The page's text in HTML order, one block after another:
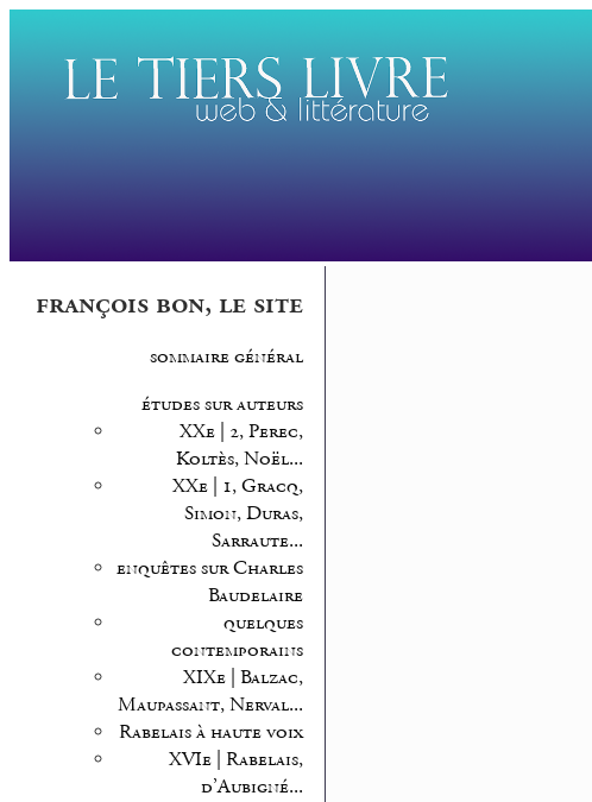
françois bon, le site
sommaire général
études sur auteurs
XXe | 2, Perec,
Koltès, Noël...
XXe | 1, Gracq,
Simon, Duras,
Sarraute...
enquêtes sur Charles
Baudelaire
quelques
contemporains
XIXe | Balzac,
Maupassant, Nerval...
Rabelais à haute voix
XVIe | Rabelais,
d’Aubigné...